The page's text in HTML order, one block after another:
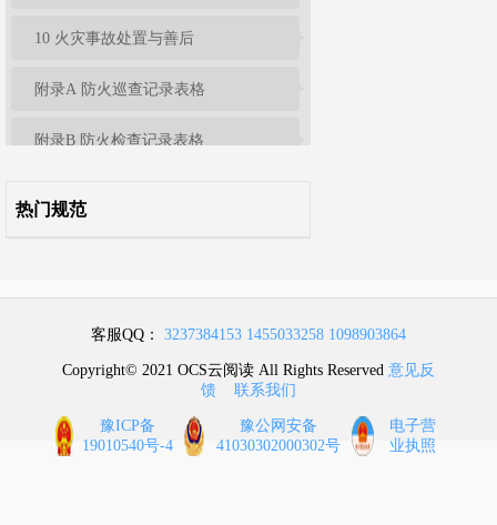
10 火灾事故处置与善后
附录A 防火巡查记录表格
附录B 防火检查记录表格
热门规范
客服QQ： 3237384153 1455033258 1098903864
Copyright© 2021 OCS云阅读 All Rights Reserved 意见反
馈
联系我们
豫ICP备
19010540号-4
豫公网安备
41030302000302号
电子营
业执照